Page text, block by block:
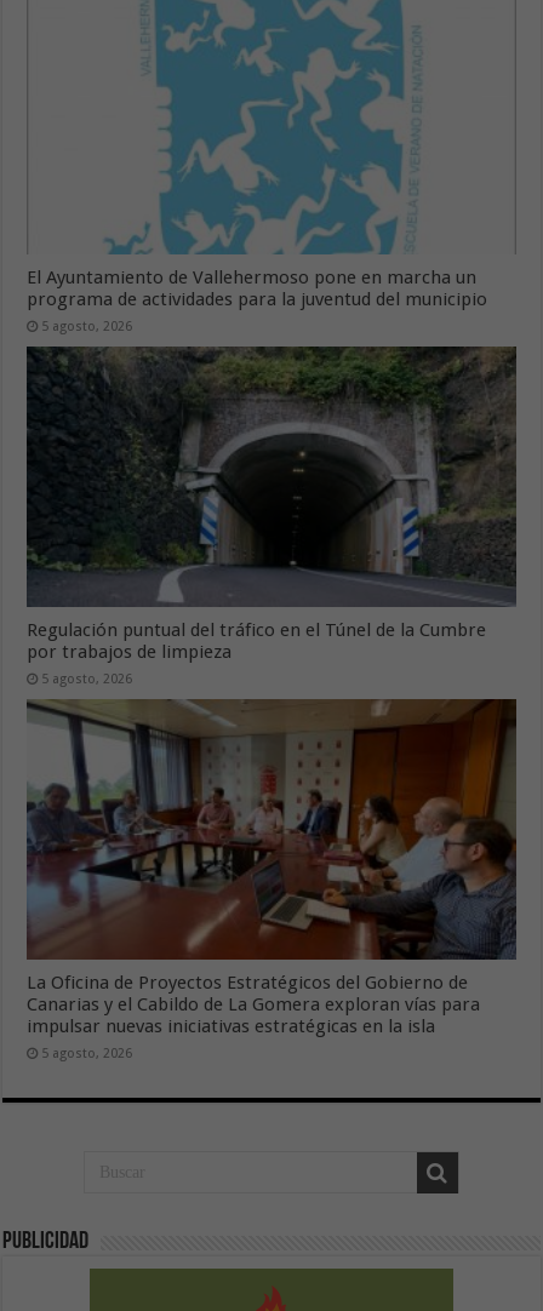
El Ayuntamiento de Vallehermoso pone en marcha un
programa de actividades para la juventud del municipio
5 agosto, 2026
Regulación puntual del tráfico en el Túnel de la Cumbre
por trabajos de limpieza
5 agosto, 2026
La Oficina de Proyectos Estratégicos del Gobierno de
Canarias y el Cabildo de La Gomera exploran vías para
impulsar nuevas iniciativas estratégicas en la isla
5 agosto, 2026
Publicidad